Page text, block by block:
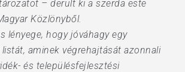
– derült ki a szerda este
Közlönyből.
lényege, hogy jóváhagy egy
aminek végrehajtását azonnali
és településfejlesztési